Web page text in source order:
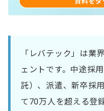
「レバテック」は業
ェントです。中途採
託）、派遣、新卒採
て70万人を超える登